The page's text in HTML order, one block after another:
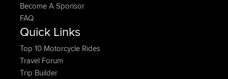
Become A Sponsor
FAQ
Quick Links
Top 10 Motorcycle Rides
Travel Forum
Trip Builder